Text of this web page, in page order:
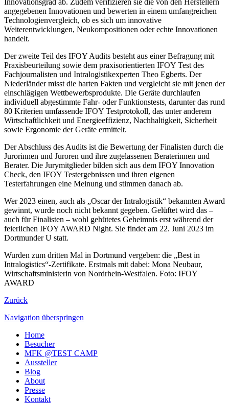
angegebenen Innovationen und bewerten in einem umfangreichen
Technologienvergleich, ob es sich um innovative
Weiterentwicklungen, Neukompositionen oder echte Innovationen
handelt.
Der zweite Teil des IFOY Audits besteht aus einer Befragung mit
Praxisbeurteilung sowie dem praxisorientierten IFOY Test des
Fachjournalisten und Intralogistikexperten Theo Egberts. Der
Niederländer misst die harten Fakten und vergleicht sie mit jenen der
einschlägigen Wettbewerbsprodukte. Die Geräte durchlaufen
individuell abgestimmte Fahr- oder Funktionstests, darunter das rund
80 Kriterien umfassende IFOY Testprotokoll, das unter anderem
Wirtschaftlichkeit und Energieeffizienz, Nachhaltigkeit, Sicherheit
sowie Ergonomie der Geräte ermittelt.
Der Abschluss des Audits ist die Bewertung der Finalisten durch die
Jurorinnen und Juroren und ihre zugelassenen Beraterinnen und
Berater. Die Jurymitglieder bilden sich aus dem IFOY Innovation
Check, den IFOY Testergebnissen und ihren eigenen
Testerfahrungen eine Meinung und stimmen danach ab.
Wer 2023 einen, auch als „Oscar der Intralogistik“ bekannten Award
gewinnt, wurde noch nicht bekannt gegeben. Gelüftet wird das –
auch für Finalisten – wohl gehütetes Geheimnis erst während der
feierlichen IFOY AWARD Night. Sie findet am 22. Juni 2023 im
Dortmunder U statt.
Wurden zum dritten Mal in Dortmund vergeben: die „Best in
Intralogistics“-Zertifikate. Erstmals mit dabei: Mona Neubaur,
Wirtschaftsministerin von Nordrhein-Westfalen. Foto: IFOY
AWARD
Zurück
Navigation überspringen
Home
Besucher
MFK @TEST CAMP
Aussteller
Blog
About
Presse
Kontakt